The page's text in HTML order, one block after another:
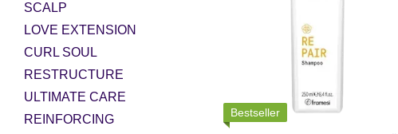
Bestseller
SCALP
LOVE EXTENSION
CURL SOUL
RESTRUCTURE
ULTIMATE CARE
REINFORCING